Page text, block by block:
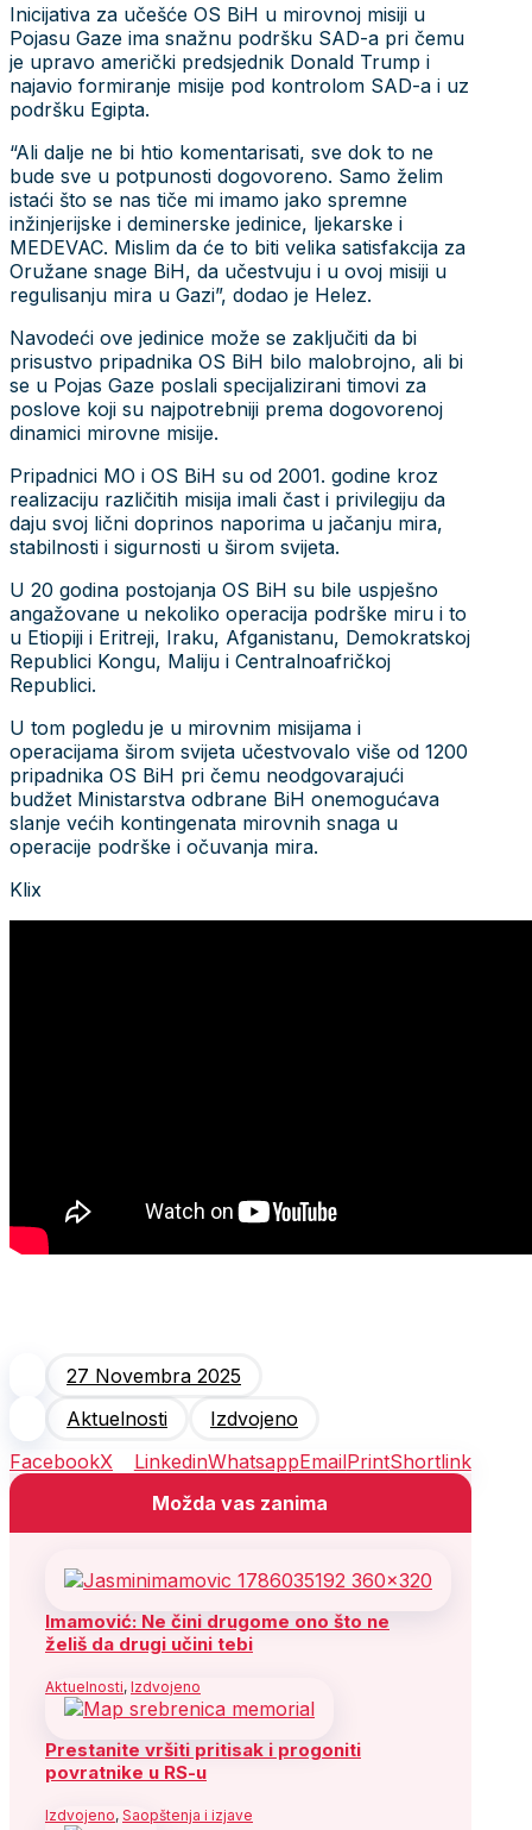
Inicijativa za učešće OS BiH u mirovnoj misiji u
Pojasu Gaze ima snažnu podršku SAD-a pri čemu
je upravo američki predsjednik Donald Trump i
najavio formiranje misije pod kontrolom SAD-a i uz
podršku Egipta.
“Ali dalje ne bi htio komentarisati, sve dok to ne
bude sve u potpunosti dogovoreno. Samo želim
istaći što se nas tiče mi imamo jako spremne
inžinjerijske i deminerske jedinice, ljekarske i
MEDEVAC. Mislim da će to biti velika satisfakcija za
Oružane snage BiH, da učestvuju i u ovoj misiji u
regulisanju mira u Gazi”, dodao je Helez.
Navodeći ove jedinice može se zaključiti da bi
prisustvo pripadnika OS BiH bilo malobrojno, ali bi
se u Pojas Gaze poslali specijalizirani timovi za
poslove koji su najpotrebniji prema dogovorenoj
dinamici mirovne misije.
Pripadnici MO i OS BiH su od 2001. godine kroz
realizaciju različitih misija imali čast i privilegiju da
daju svoj lični doprinos naporima u jačanju mira,
stabilnosti i sigurnosti u širom svijeta.
U 20 godina postojanja OS BiH su bile uspješno
angažovane u nekoliko operacija podrške miru i to
u Etiopiji i Eritreji, Iraku, Afganistanu, Demokratskoj
Republici Kongu, Maliju i Centralnoafričkoj
Republici.
U tom pogledu je u mirovnim misijama i
operacijama širom svijeta učestvovalo više od 1200
pripadnika OS BiH pri čemu neodgovarajući
budžet Ministarstva odbrane BiH onemogućava
slanje većih kontingenata mirovnih snaga u
operacije podrške i očuvanja mira.
Klix
27 Novembra 2025
Aktuelnosti
Izdvojeno
FacebookX LinkedinWhatsappEmailPrintShortlink
Možda vas zanima
Imamović: Ne čini drugome ono što ne
želiš da drugi učini tebi
Aktuelnosti, Izdvojeno
Prestanite vršiti pritisak i progoniti
povratnike u RS-u
Izdvojeno, Saopštenja i izjave